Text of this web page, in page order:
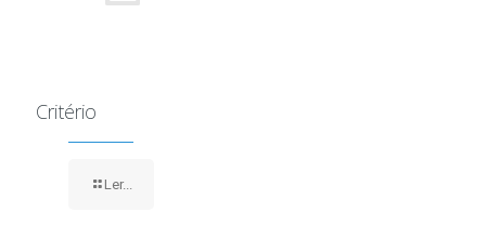
Critério
Ler...